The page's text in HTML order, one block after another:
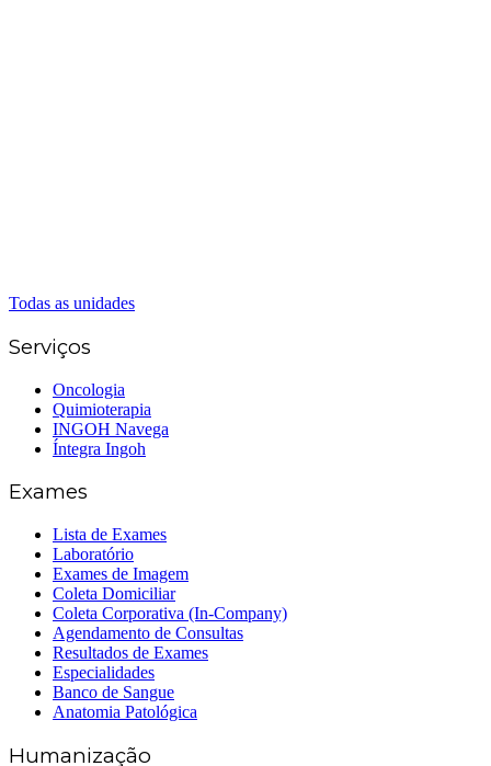
Todas as unidades
Serviços
Oncologia
Quimioterapia
INGOH Navega
Íntegra Ingoh
Exames
Lista de Exames
Laboratório
Exames de Imagem
Coleta Domiciliar
Coleta Corporativa (In-Company)
Agendamento de Consultas
Resultados de Exames
Especialidades
Banco de Sangue
Anatomia Patológica
Humanização